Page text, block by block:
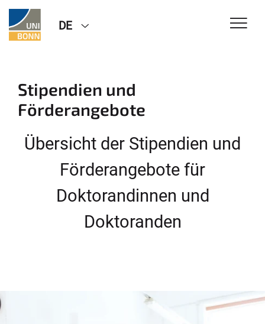
DE
Stipendien und
Förderangebote
Übersicht der Stipendien und
Förderangebote für
Doktorandinnen und
Doktoranden